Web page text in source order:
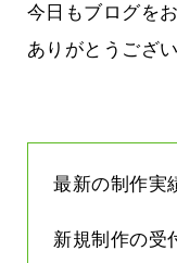
今日もブログを
ありがとうござい
最新の制作実
新規制作の受